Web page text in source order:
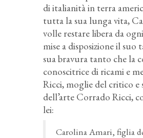
di italianità in terra
tutta la sua lunga vita,
volle restare libera da
mise a disposizione il suo
sua bravura tanto che la
conoscitrice di ricami e
Ricci, moglie del critico e
dell’arte Corrado Ricci,
lei:
Carolina Amari, figlia